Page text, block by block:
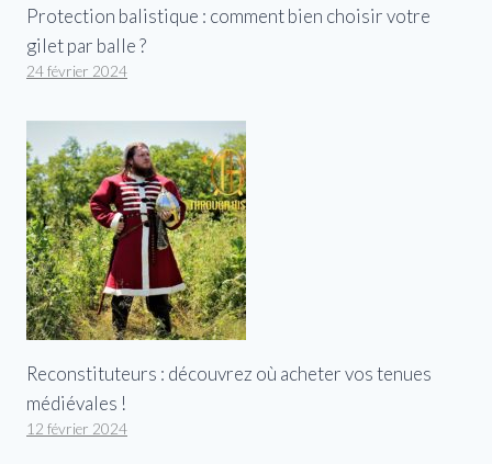
Protection balistique : comment bien choisir votre
gilet par balle ?
24 février 2024
Reconstituteurs : découvrez où acheter vos tenues
médiévales !
12 février 2024